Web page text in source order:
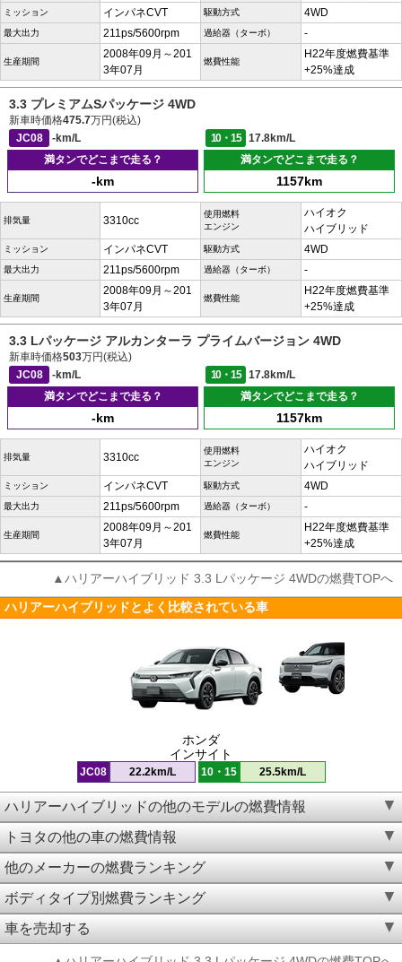
ミッション インパネCVT 駆動方式 4WD
最大出力 211ps/5600rpm 過給器（ターボ） -
生産期間
2008年09月～201
3年07月
燃費性能
H22年度燃費基準
+25%達成
3.3 プレミアムSパッケージ 4WD
新車時価格475.7万円(税込)
JC08
-km/L 10・15
17.8km/L
満タンでどこまで走る？
-km
満タンでどこまで走る？
1157km
排気量 3310cc
使用燃料
エンジン
ハイオク
ハイブリッド
ミッション インパネCVT 駆動方式 4WD
最大出力 211ps/5600rpm 過給器（ターボ） -
生産期間
2008年09月～201
3年07月
燃費性能
H22年度燃費基準
+25%達成
3.3 Lパッケージ アルカンターラ プライムバージョン 4WD
新車時価格503万円(税込)
JC08
-km/L 10・15
17.8km/L
満タンでどこまで走る？
-km
満タンでどこまで走る？
1157km
排気量 3310cc
使用燃料
エンジン
ハイオク
ハイブリッド
ミッション インパネCVT 駆動方式 4WD
最大出力 211ps/5600rpm 過給器（ターボ） -
生産期間
2008年09月～201
3年07月
燃費性能
H22年度燃費基準
+25%達成
▲ハリアーハイブリッド 3.3 Lパッケージ 4WDの燃費TOPへ
ハリアーハイブリッドとよく比較されている車
ホンダ
インサイト
JC08 22.2km/L 10・15 25.5km/L
ハリアーハイブリッドの他のモデルの燃費情報
トヨタの他の車の燃費情報
他のメーカーの燃費ランキング
ボディタイプ別燃費ランキング
車を売却する